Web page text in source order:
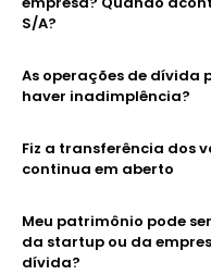
S/A?
As operações de dívida
haver inadimplência?
Fiz a transferência dos
continua em aberto
Meu patrimônio pode
da startup ou da
dívida?